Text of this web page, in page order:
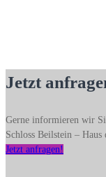
Jetzt
Gerne informieren wir
Schloss Beilstein –
Jetzt anfragen!